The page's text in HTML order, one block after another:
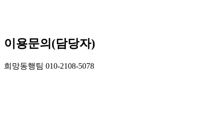
이용문의(담당자)
희망동행팀 010-2108-5078